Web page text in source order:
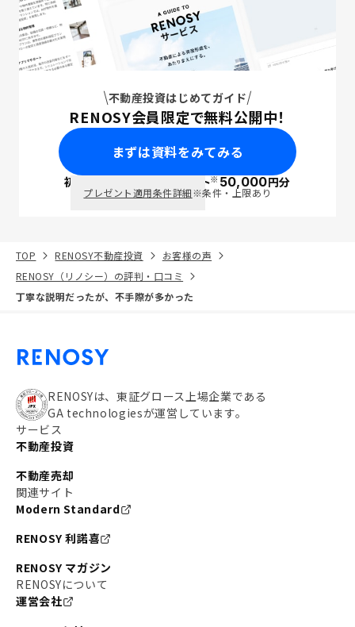
不動産投資はじめてガイド
RENOSY会員限定で無料公開中！
まずは資料をみてみる
初回面談で ポイント※50,000円分
プレゼント適用条件詳細※条件・上限あり
TOP RENOSY不動産投資
お客様の声
RENOSY（リノシー）の評判・口コミ
丁寧な説明だったが、不手際が多かった
RENOSYは、東証グロース上場企業である
GA technologiesが運営しています。
サービス
不動産投資
不動産売却
関連サイト
Modern Standard
RENOSY 利諾喜
RENOSY マガジン
RENOSYについて
運営会社